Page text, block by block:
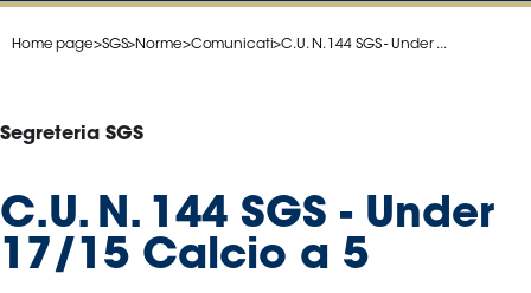
Federazione
Tecnici
Paralimpico
Serie
A
Home page>SGS>Norme>Comunicati>C.U. N. 144 SGS - Under ...
Segreteria SGS
C.U. N. 144 SGS - Under
17/15 Calcio a 5